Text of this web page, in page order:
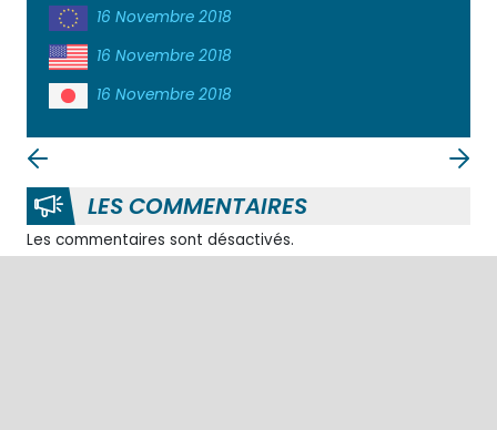
16 Novembre 2018
16 Novembre 2018
16 Novembre 2018
LES COMMENTAIRES
Les commentaires sont désactivés.